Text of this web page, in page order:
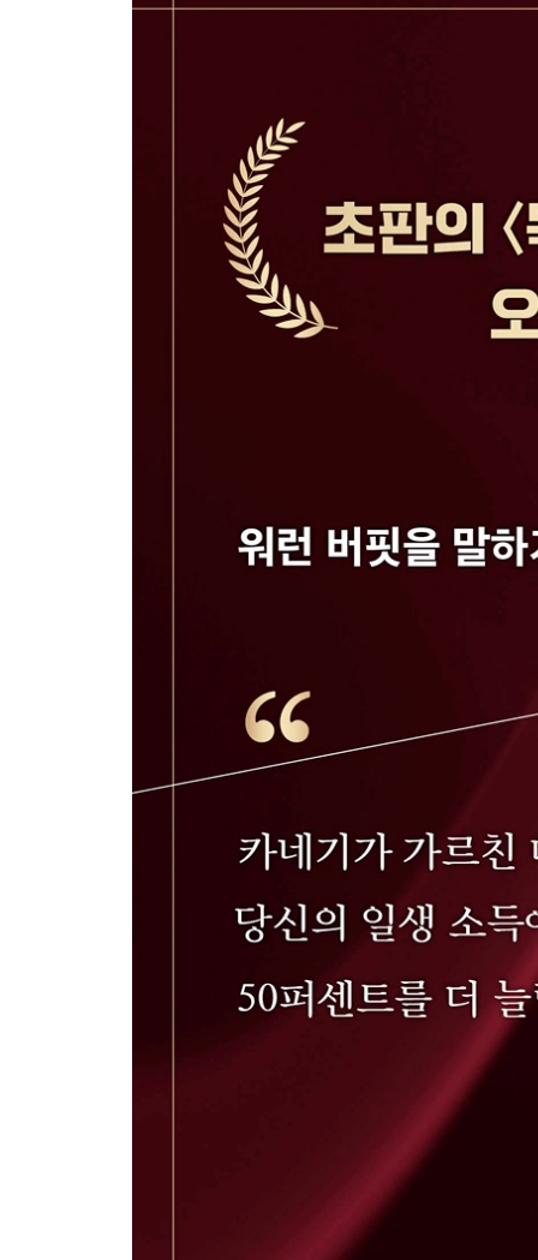
[목소리 훈련] 밝고 매력적인 어조 만들기
8장 연단에서 해야 할 일과 하지 말아야 할 일
[목소리 훈련] 복습
9장 어떻게 시작할 것인가
[목소리 훈련] 턱 이완하기
12장 의미를 명확히 하는 법
14장 청중의 흥미를 끄는 법
[목소리 훈련] 멀리까지 목소리를 보내는 방법
15장 청중을 행동하게 만드는 법
[목소리 훈련] 더 분명하게 말하는 법
16장 말을 잘하고 싶다면 표현력을 개선하라